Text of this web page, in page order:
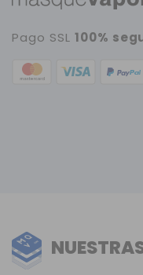
Pago SSL 100%